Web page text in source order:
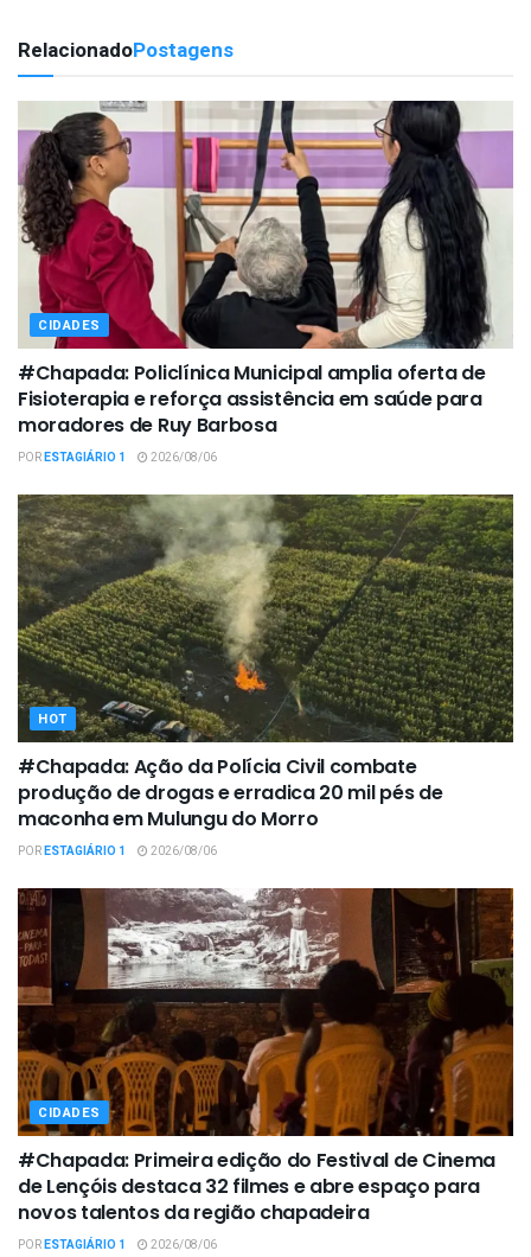
RelacionadoPostagens
CIDADES
#Chapada: Policlínica Municipal amplia oferta de
Fisioterapia e reforça assistência em saúde para
moradores de Ruy Barbosa
PORESTAGIÁRIO 1 2026/08/06
HOT
#Chapada: Ação da Polícia Civil combate
produção de drogas e erradica 20 mil pés de
maconha em Mulungu do Morro
PORESTAGIÁRIO 1 2026/08/06
CIDADES
#Chapada: Primeira edição do Festival de Cinema
de Lençóis destaca 32 filmes e abre espaço para
novos talentos da região chapadeira
PORESTAGIÁRIO 1 2026/08/06